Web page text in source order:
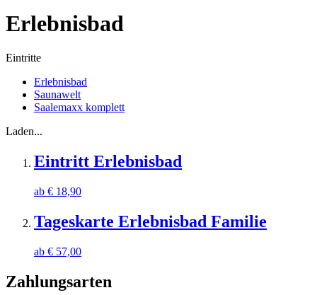
Erlebnisbad
Eintritte
Erlebnisbad
Saunawelt
Saalemaxx komplett
Laden...
Eintritt Erlebnisbad
ab € 18,90
Tageskarte Erlebnisbad Familie
ab € 57,00
Zahlungsarten